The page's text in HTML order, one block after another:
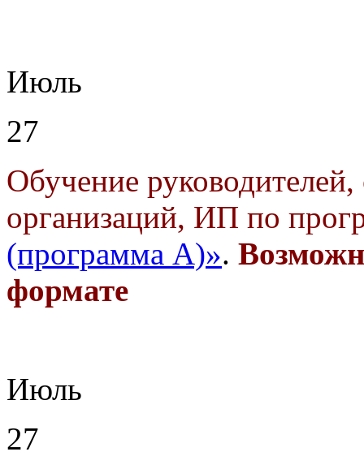
Июль
27
Обучение
организаций, ИП по
(программа А)».
формате
Июль
27